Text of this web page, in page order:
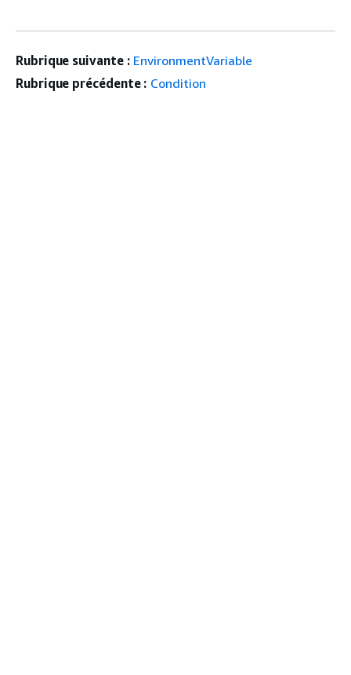
Rubrique suivante : EnvironmentVariable
Rubrique précédente : Condition